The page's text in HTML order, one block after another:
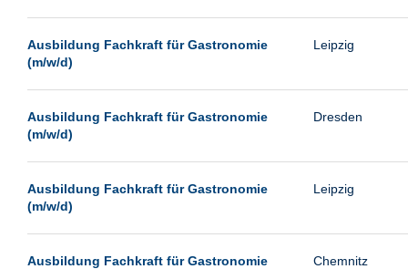
Wust/Brandenburg
Ausbildung Fachkraft für Gastronomie
(m/w/d)
Leipzig
Ausbildung Fachkraft für Gastronomie
(m/w/d)
Dresden
Ausbildung Fachkraft für Gastronomie
(m/w/d)
Leipzig
Ausbildung Fachkraft für Gastronomie
Chemnitz